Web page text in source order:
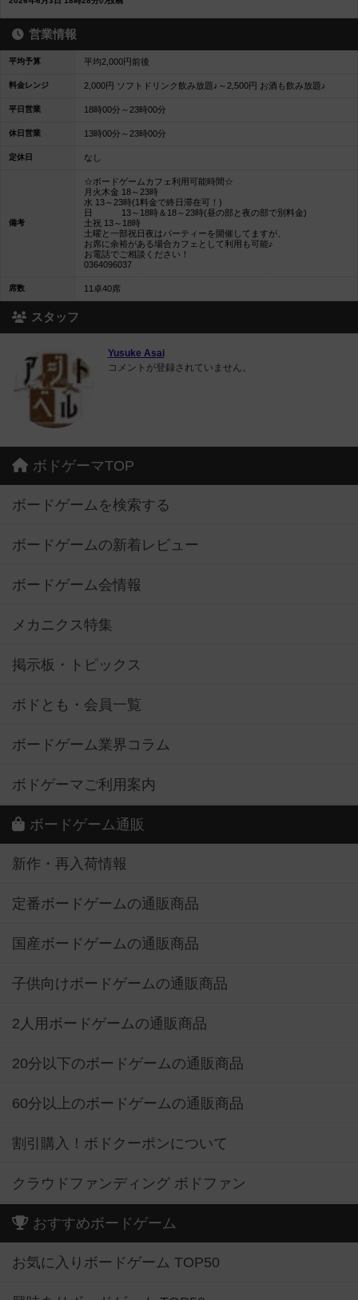
営業情報
平均予算 平均2,000円前後
料金レンジ 2,000円 ソフトドリンク飲み放題♪～2,500円 お酒も飲み放題♪
平日営業 18時00分～23時00分
休日営業 13時00分～23時00分
定休日 なし
備考
☆ボードゲームカフェ利用可能時間☆
月火木金 18～23時
水 13～23時(1料金で終日滞在可！)
日 13～18時＆18～23時(昼の部と夜の部で別料金)
土祝 13～18時
土曜と一部祝日夜はパーティーを開催してますが、
お席に余裕がある場合カフェとして利用も可能♪
お電話でご相談ください！
0364096037
席数 11卓40席
スタッフ
Yusuke Asai
コメントが登録されていません。
ボドゲーマTOP
ボードゲームを検索する
ボードゲームの新着レビュー
ボードゲーム会情報
メカニクス特集
掲示板・トピックス
ボドとも・会員一覧
ボードゲーム業界コラム
ボドゲーマご利用案内
ボードゲーム通販
新作・再入荷情報
定番ボードゲームの通販商品
国産ボードゲームの通販商品
子供向けボードゲームの通販商品
2人用ボードゲームの通販商品
20分以下のボードゲームの通販商品
60分以上のボードゲームの通販商品
割引購入！ボドクーポンについて
クラウドファンディング ボドファン
おすすめボードゲーム
お気に入りボードゲーム TOP50